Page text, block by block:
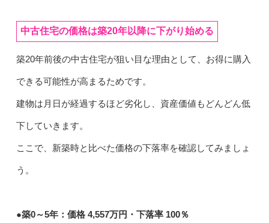
中古住宅の価格は築20年以降に下がり始める
築20年前後の中古住宅が狙い目な理由として、お得に購入
できる可能性が高まるためです。
建物は月日が経過するほど劣化し、資産価値もどんどん低
下していきます。
ここで、新築時と比べた価格の下落率を確認してみましょ
う。
●築0～5年：価格 4,557万円・下落率 100％